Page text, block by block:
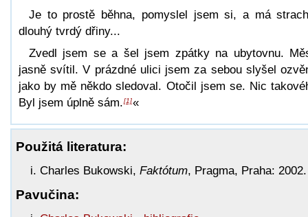
Je to prostě běhna, pomyslel jsem si, a má
dlouhý tvrdý dřiny...
Zvedl jsem se a šel jsem zpátky na ubytovnu.
jasně svítil. V prázdné ulici jsem za sebou slyšel
jako by mě někdo sledoval. Otočil jsem se. Nic
Byl jsem úplně sám.[1]«
Použitá literatura:
Charles Bukowski, Faktótum, Pragma, Praha: 2002.
Pavučina: